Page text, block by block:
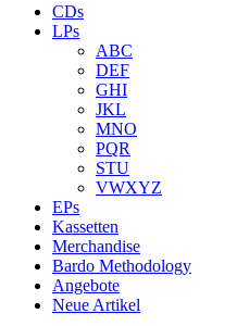
CDs
LPs
ABC
DEF
GHI
JKL
MNO
PQR
STU
VWXYZ
EPs
Kassetten
Merchandise
Bardo Methodology
Angebote
Neue Artikel